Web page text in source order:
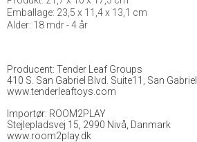
Emballage: 23,5 x 11,4 x 13,1 cm
Alder: 18 mdr - 4 år
Producent: Tender Leaf Groups
410 S. San Gabriel Blvd. Suite11, San
www.tenderleaftoys.com
Importør: ROOM2PLAY
Stejlepladsvej 15, 2990 Nivå, Danmark
www.room2play.dk